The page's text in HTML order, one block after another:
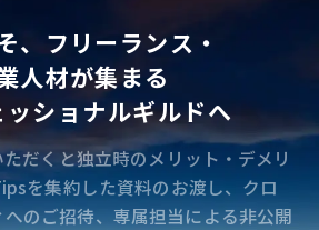
、フリーランス・
人材が集まる
ッショナルギルドへ
だくと独立時のメリット・デメリ
を集約した資料のお渡し、クロ
のご招待、専属担当による非公開